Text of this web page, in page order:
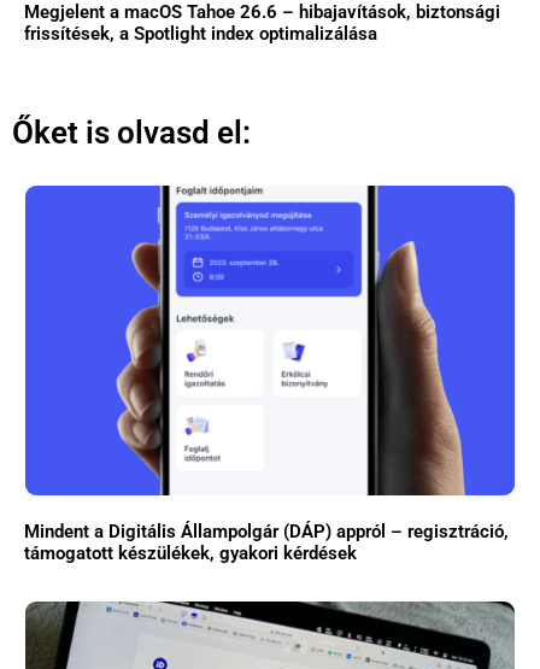
Megjelent a macOS Tahoe 26.6 – hibajavítások, biztonsági
frissítések, a Spotlight index optimalizálása
Őket is olvasd el:
Mindent a Digitális Állampolgár (DÁP) appról – regisztráció,
támogatott készülékek, gyakori kérdések